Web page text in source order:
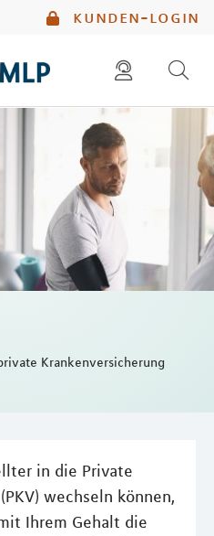
kunden-login
diese website durchsuchen
mlp berater finden
Krankenversicherung
in die Private
wechseln können,
Ihrem Gehalt die